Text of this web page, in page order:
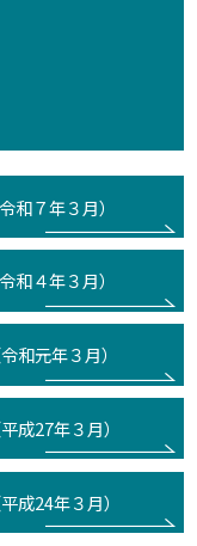
和７年３月）
和４年３月）
和元年３月）
成27年３月）
成24年３月）